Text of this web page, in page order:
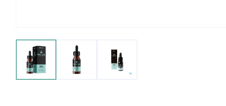
View larger imageView larger image